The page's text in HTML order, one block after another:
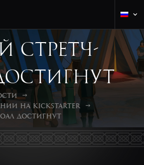
стретч-
на Kickstarter
достигнут